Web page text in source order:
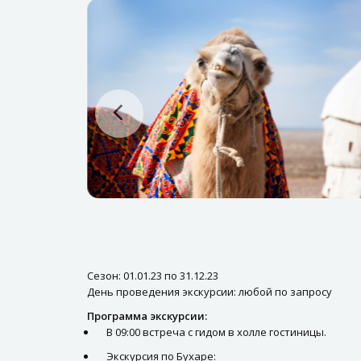
Сезон: 01.01.23 по 31.12.23
День проведения экскурсии: любой по запросу
Программа экскурсии:
В 09:00 встреча с гидом в холле гостиницы.
Экскурсия по Бухаре: